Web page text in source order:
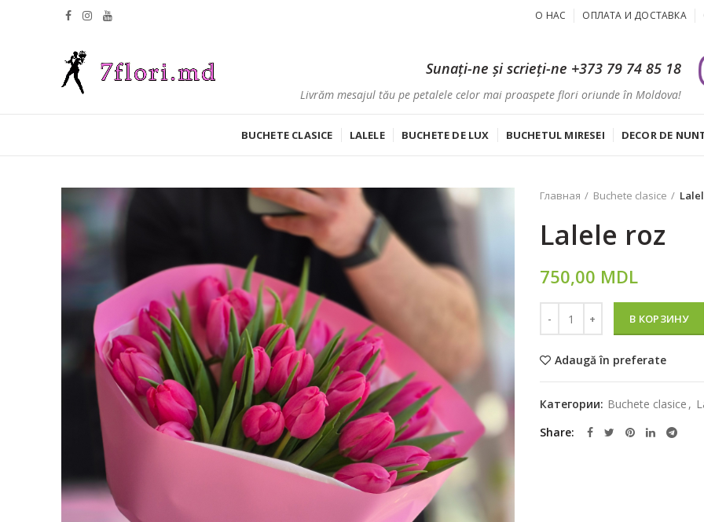
О НАС ОПЛАТА И ДОСТАВКА
Sunați-ne și scrieți-ne +373 79 74 85 18
Livrăm mesajul tău pe petalele celor mai proaspete flori oriunde în Moldova!
BUCHETE CLASICE LALELE BUCHETE DE LUX BUCHETUL MIRESEI DECOR DE
Главная Buchete clasice
Lalele roz
750,00 MDL
В КОРЗИНУ
Adaugă în preferate
Категории: Buchete clasice ,
Share